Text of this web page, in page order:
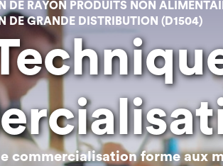
DE RAYON PRODUITS NON
DE GRANDE DISTRIBUTION (D1504)
commercialisation forme aux